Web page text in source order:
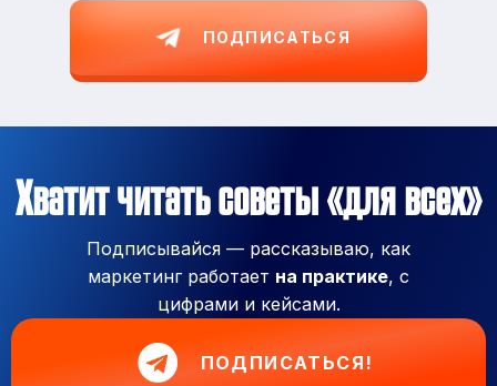
ПОДПИСАТЬСЯ
Хватит читать советы «для всех»
Подписывайся — рассказываю, как
маркетинг работает на практике, с
цифрами и кейсами.
ПОДПИСАТЬСЯ!